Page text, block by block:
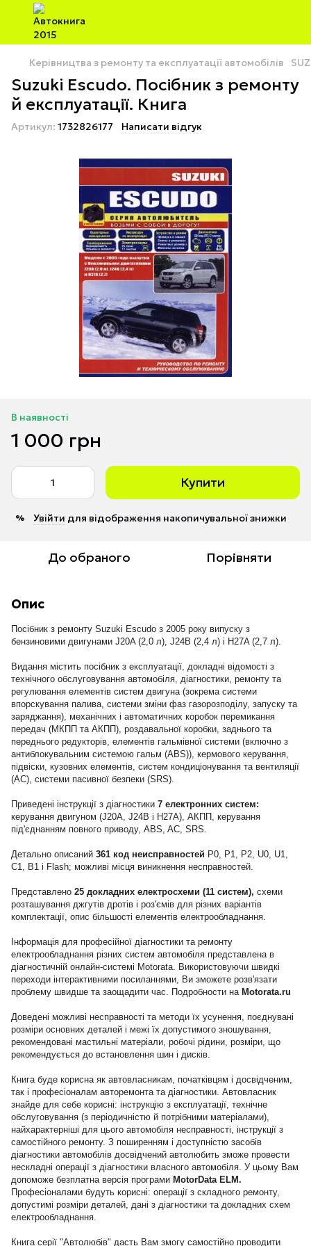
Керівництва з ремонту та експлуатації автомобілів
Suzuki Escudo. Посібник з ремонту
й експлуатації. Книга
Артикул: 1732826177 Написати відгук
В наявності
1 000 грн
Купити
% Увійти для відображення накопичувальної знижки
До обраного Порівняти
Опис
Посібник з ремонту Suzuki Escudo з 2005 року випуску з
бензиновими двигунами J20A (2,0 л), J24B (2,4 л) і H27A (2,7 л).
Видання містить посібник з експлуатації, докладні відомості з
технічного обслуговування автомобіля, діагностики, ремонту та
регулювання елементів систем двигуна (зокрема системи
впорскування палива, системи зміни фаз газорозподілу, запуску та
заряджання), механічних і автоматичних коробок перемикання
передач (МКПП та АКПП), роздавальної коробки, заднього та
переднього редукторів, елементів гальмівної системи (включно з
антиблокувальним системою гальм (ABS)), кермового керування,
підвіски, кузовних елементів, систем кондиціонування та вентиляції
(AC), системи пасивної безпеки (SRS).
Приведені інструкції з діагностики 7 електронних систем:
керування двигуном (J20A, J24B і H27A), АКПП, керування
під'єднанням повного приводу, ABS, AC, SRS.
Детально описаний 361 код неисправностей P0, P1, P2, U0, U1,
C1, B1 і Flash; можливі місця виникнення несправностей.
Представлено 25 докладних електросхеми (11 систем), схеми
розташування джгутів дротів і роз'ємів для різних варіантів
комплектації, опис більшості елементів електрообладнання.
Інформація для професійної діагностики та ремонту
електрообладнання різних систем автомобіля представлена в
діагностичній онлайн-системі Motorata. Використовуючи швидкі
переходи інтерактивними посиланнями, Ви зможете розв'язати
проблему швидше та заощадити час. Подробности на Motorata.ru
Доведені можливі несправності та методи їх усунення, поєднувані
розміри основних деталей і межі їх допустимого зношування,
рекомендовані мастильні матеріали, робочі рідини, розміри, що
рекомендується до встановлення шин і дисків.
Книга буде корисна як автовласникам, початківцям і досвідченим,
так і професіоналам авторемонта та діагностики. Автовласник
знайде для себе корисні: інструкцію з експлуатації, технічне
обслуговування (з періодичністю й потрібними матеріалами),
найхарактерніші для цього автомобіля несправності, інструкції з
самостійного ремонту. З поширенням і доступністю засобів
діагностики автомобілів досвідчений автолюбить зможе провести
нескладні операції з діагностики власного автомобіля. У цьому Вам
допоможе безплатна версія програми MotorData ELM.
Професіоналами будуть корисні: операції з складного ремонту,
допустимі розміри деталей, дані з діагностики та докладних схем
електрообладнання.
Книга серії "Автолюбів" дасть Вам змогу самостійно проводити